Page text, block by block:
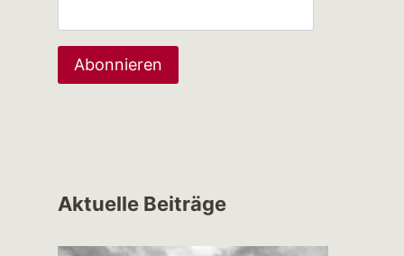
Aktuelle Beiträge